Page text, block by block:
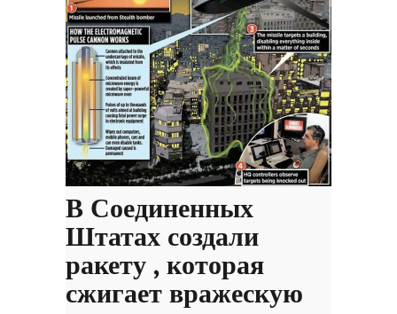
В Соединенных
Штатах создали
ракету , которая
сжигает вражескую